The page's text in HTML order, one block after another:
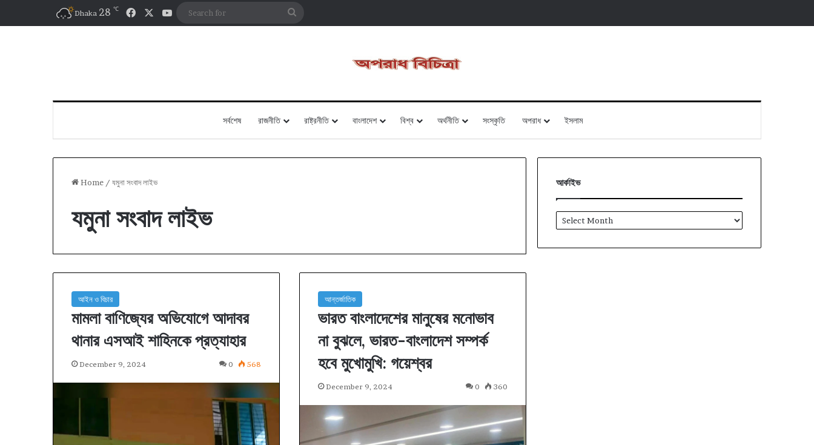
Dhaka 28 ℃ FacebookYouTube
সর্বশেষ রাজনীতি রাষ্ট্রনীতি বাংলাদেশ বিশ্ব অর্থনীতি সংস্কৃতি অপরাধ ইসলাম
Home / যমুনা সংবাদ লাইভ
যমুনা সংবাদ লাইভ
আইন ও বিচার
মামলা বাণিজ্যের অভিযোগে আদাবর
থানার এসআই শাহিনকে প্রত্যাহার
December 9, 2024 0 568
আন্তর্জাতিক
ভারত বাংলাদেশের মানুষের মনোভাব
না বুঝলে, ভারত-বাংলাদেশ সম্পর্ক
হবে মুখোমুখি: গয়েশ্বর
December 9, 2024 0 360
আর্কাইভ
আর্কাইভ